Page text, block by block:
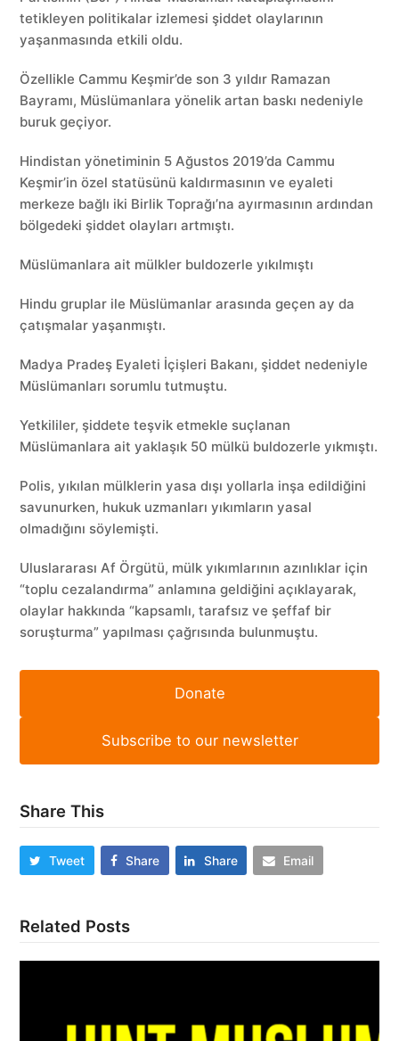
tetikleyen politikalar izlemesi şiddet olaylarının
yaşanmasında etkili oldu.
Özellikle Cammu Keşmir’de son 3 yıldır Ramazan
Bayramı, Müslümanlara yönelik artan baskı nedeniyle
buruk geçiyor.
Hindistan yönetiminin 5 Ağustos 2019’da Cammu
Keşmir’in özel statüsünü kaldırmasının ve eyaleti
merkeze bağlı iki Birlik Toprağı’na ayırmasının ardından
bölgedeki şiddet olayları artmıştı.
Müslümanlara ait mülkler buldozerle yıkılmıştı
Hindu gruplar ile Müslümanlar arasında geçen ay da
çatışmalar yaşanmıştı.
Madya Pradeş Eyaleti İçişleri Bakanı, şiddet nedeniyle
Müslümanları sorumlu tutmuştu.
Yetkililer, şiddete teşvik etmekle suçlanan
Müslümanlara ait yaklaşık 50 mülkü buldozerle yıkmıştı.
Polis, yıkılan mülklerin yasa dışı yollarla inşa edildiğini
savunurken, hukuk uzmanları yıkımların yasal
olmadığını söylemişti.
Uluslararası Af Örgütü, mülk yıkımlarının azınlıklar için
“toplu cezalandırma” anlamına geldiğini açıklayarak,
olaylar hakkında “kapsamlı, tarafsız ve şeffaf bir
soruşturma” yapılması çağrısında bulunmuştu.
Donate
Subscribe to our newsletter
Share This
Tweet Share Share Email
Related Posts